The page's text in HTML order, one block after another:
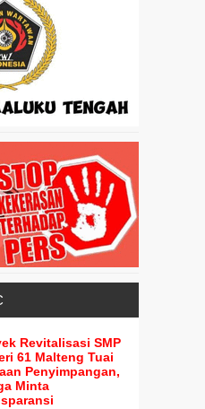
Revitalisasi SMP
61 Malteng Tuai
Penyimpangan,
Minta